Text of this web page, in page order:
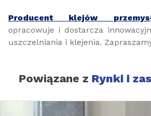
Producent klejów
opracowuje i dostarcza
uszczelniania i klejenia.
Powiązane z Rynki i